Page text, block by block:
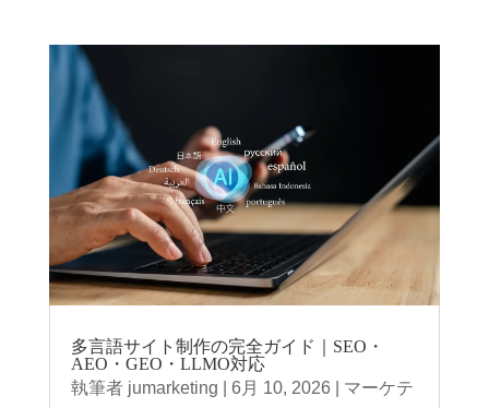
多言語サイト制作の完全ガイド｜SEO・
AEO・GEO・LLMO対応
執筆者 jumarketing 6月 10, 2026
マーケテ